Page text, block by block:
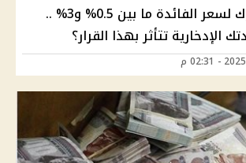
بعد خفض 3 بنوك لسعر الفائدة ما بين 0.5% و3% ..
تتأثر بهذا القرار؟